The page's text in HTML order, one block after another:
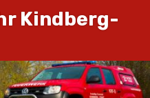
Kindberg-